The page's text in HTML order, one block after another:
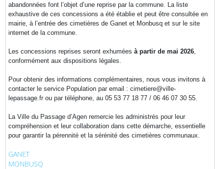
abandonnées font l’objet d’une reprise par la commune. La liste
exhaustive de ces concessions a été établie et peut être consultée en
mairie, à l’entrée des cimetières de Ganet et Monbusq et sur le site
internet de la commune.
Les concessions reprises seront exhumées à partir de mai 2026
conformément aux dispositions légales.
Pour obtenir des informations complémentaires, nous vous invitons à
contacter le service Population par email : cimetiere@ville-
lepassage.fr ou par téléphone, au 05 53 77 18 77 / 06 46 07 30 55.
La Ville du Passage d’Agen remercie les administrés pour leur
compréhension et leur collaboration dans cette démarche, essentielle
pour garantir la pérennité et la sérénité des cimetières communaux.
GANET
MONBUSQ